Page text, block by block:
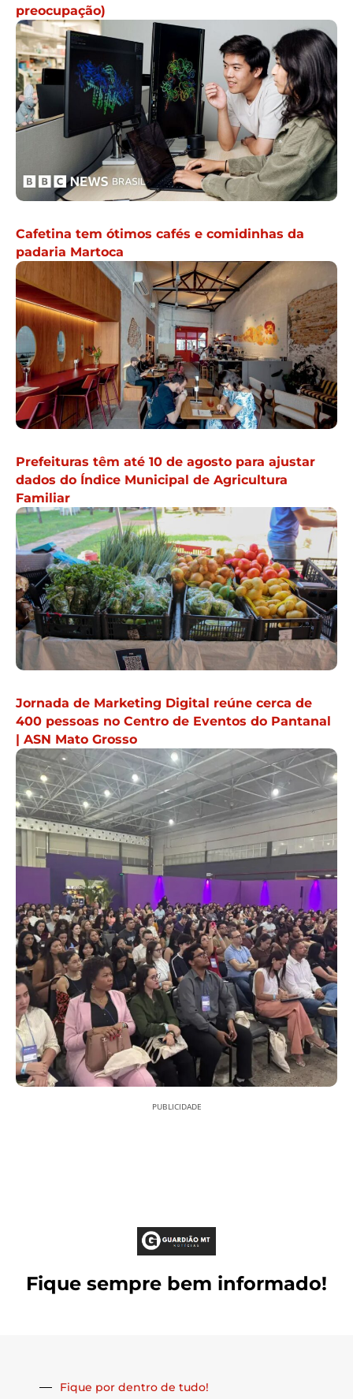
preocupação)
Cafetina tem ótimos cafés e comidinhas da
padaria Martoca
Prefeituras têm até 10 de agosto para ajustar
dados do Índice Municipal de Agricultura
Familiar
Jornada de Marketing Digital reúne cerca de
400 pessoas no Centro de Eventos do Pantanal
| ASN Mato Grosso
PUBLICIDADE
Fique sempre bem informado!
Fique por dentro de tudo!